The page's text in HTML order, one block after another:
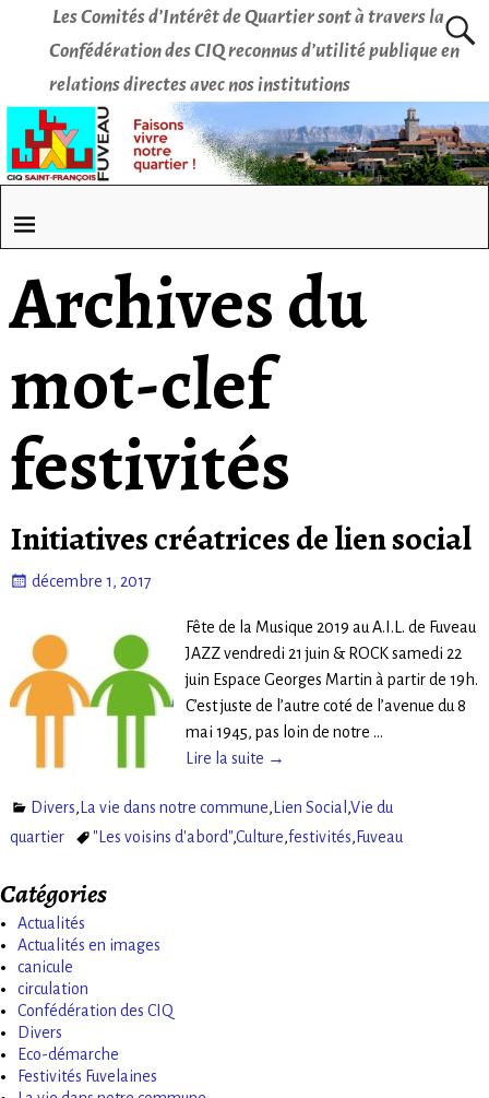
Les Comités d’Intérêt de Quartier sont à travers la
Confédération des CIQ reconnus d’utilité publique en
relations directes avec nos institutions
Archives du
mot-clef
festivités
Initiatives créatrices de lien social
décembre 1, 2017
Fête de la Musique 2019 au A.I.L. de Fuveau
JAZZ vendredi 21 juin & ROCK samedi 22
juin Espace Georges Martin à partir de 19h.
C’est juste de l’autre coté de l’avenue du 8
mai 1945, pas loin de notre …
Lire la suite →
Divers, La vie dans notre commune, Lien Social ,Vie du
quartier
"Les voisins d'abord",Culture,festivités, Fuveau
Catégories
Actualités
Actualités en images
canicule
circulation
Confédération des CIQ
Divers
Eco-démarche
Festivités Fuvelaines